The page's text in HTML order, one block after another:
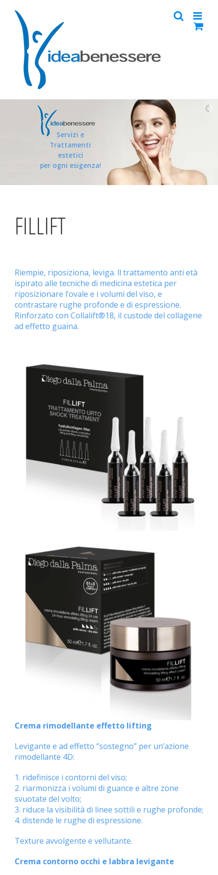
content
Servizi e
Trattamenti
estetici
per ogni esigenza!
FILLIFT
Riempie, riposiziona, leviga. ll trattamento anti età
ispirato alle tecniche di medicina estetica per
riposizionare l’ovale e i volumi del viso, e
contrastare rughe profonde e di espressione.
Rinforzato con Collalift®18, il custode del collagene
ad effetto guaina.
Crema rimodellante effetto lifting
Levigante e ad effetto “sostegno” per un’azione
rimodellante 4D:
1. ridefinisce i contorni del viso;
2. riarmonizza i volumi di guance e altre zone
svuotate del volto;
3. riduce la visibilità di linee sottili e rughe profonde;
4. distende le rughe di espressione.
Texture avvolgente e vellutante.
Crema contorno occhi e labbra levigante